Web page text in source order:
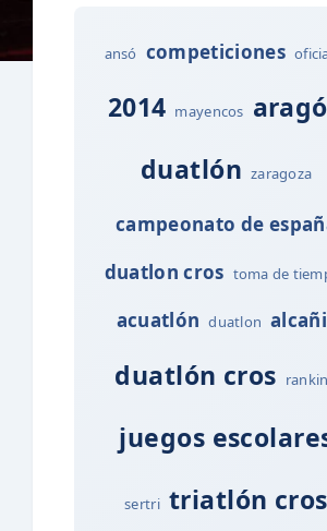
ansó competiciones
2014 mayencos
duatlón zaragoza
campeonato de
duatlon cros toma de
acuatlón duatlon
duatlón cros
juegos
sertri triatlón cros